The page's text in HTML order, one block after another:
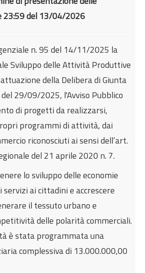
Incentivi e agevolazioni
il finanziamento di progetti
Commercio
23:59 del 13/04/2026
n. 95 del 14/11/2025 la
Sviluppo delle Attività Produttive
della Delibera di Giunta
29/09/2025, l'Avviso Pubblico
di progetti da realizzarsi,
programmi di attività, dai
riconosciuti ai sensi dell’art.
del 21 aprile 2020 n. 7.
lo sviluppo delle economie
servizi ai cittadini e accrescere
il tessuto urbano e
delle polarità commerciali.
è stata programmata una
complessiva di 13.000.000,00